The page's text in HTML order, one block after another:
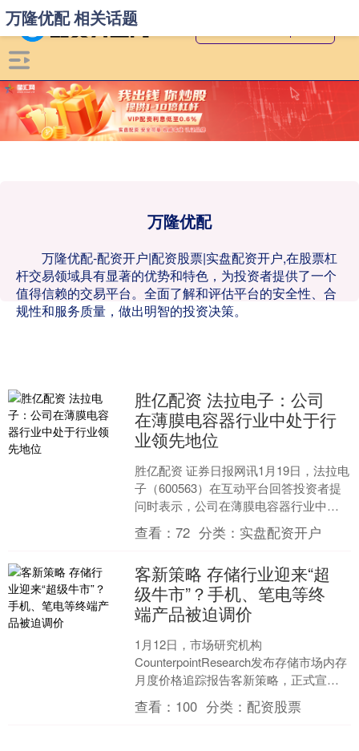
万隆优配
万隆优配-配资开户|配资股票|实盘配资开户,在股票杠
杆交易领域具有显著的优势和特色，为投资者提供了一个
值得信赖的交易平台。全面了解和评估平台的安全性、合
规性和服务质量，做出明智的投资决策。
万隆优配 相关话题
胜亿配资 法拉电子：公司
在薄膜电容器行业中处于行
业领先地位
胜亿配资 证券日报网讯1月19日，法拉电
子（600563）在互动平台回答投资者提
问时表示，公司在薄膜电容器行业中处
于行业领先地位。....
查看：72 分类： 实盘配资开户
客新策略 存储行业迎来“超
级牛市”？手机、笔电等终
端产品被迫调价
1月12日，市场研究机构
CounterpointResearch发布存储市场内存
月度价格追踪报告客新策略，正式宣告
全球存储行业已进入“超级牛市”阶段，当
前行情甚....
查看： 100 分类：配资股票